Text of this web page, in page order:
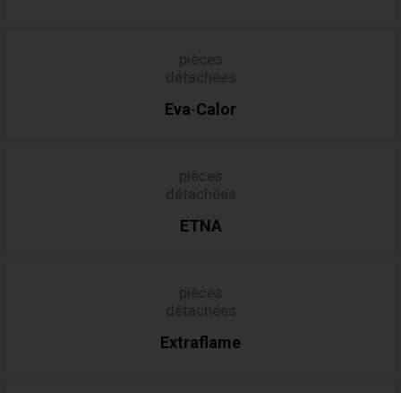
pièces
détachées
Eva-Calor
pièces
détachées
ETNA
pièces
détachées
Extraflame